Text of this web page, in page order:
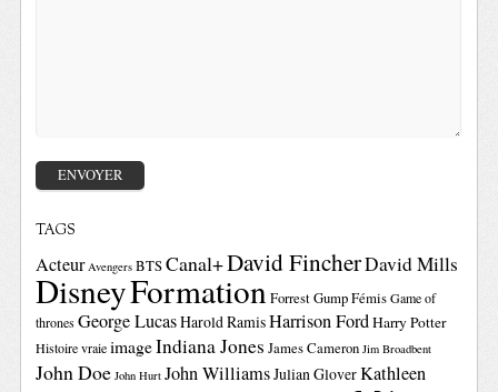
TAGS
Acteur Avengers BTSCanal+David FincherDavid Mills
DisneyFormationForrest GumpFémis Game of
thrones George LucasHarold RamisHarrison FordHarry Potter
Histoire vraie imageIndiana Jones James Cameron Jim Broadbent
John Doe John Hurt John WilliamsJulian GloverKathleen